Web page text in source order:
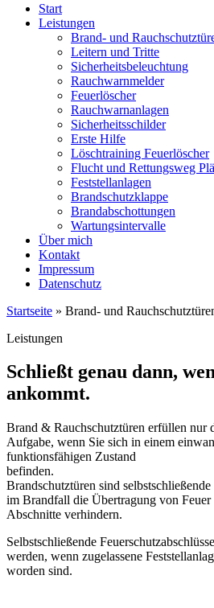
Start
Leistungen
Brand- und
Leitern und Tritte
Sicherheitsbeleuchtung
Rauchwarnmelder
Feuerlöscher
Rauchwarnanlagen
Sicherheitsschilder
Erste Hilfe
Löschtraining Feuerlöscher
Flucht und Rettungsweg
Feststellanlagen
Brandschutzklappe
Brandabschottungen
Wartungsintervalle
Über mich
Kontakt
Impressum
Datenschutz
Startseite » Brand- und
Leistungen
Schließt genau dann,
ankommt.
Brand & Rauchschutztüren erfüllen nur
Aufgabe, wenn Sie sich in einem
funktionsfähigen Zustand
Brandschutztüren sind
im Brandfall die Übertragung von Feuer
Abschnitte verhindern.
Selbstschließende
werden, wenn zugelassene
worden sind.